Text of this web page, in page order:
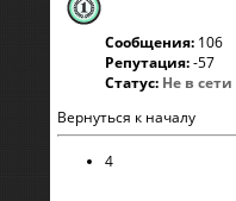
Сообщения: 106
Репутация:-57
Статус: Не в сети
Вернуться к началу
4